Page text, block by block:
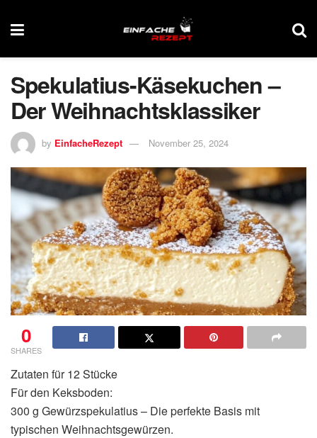
Spekulatius-Käsekuchen –
Der Weihnachtsklassiker
by EinfacheRezept November 25, 2024
0
SHARES
Zutaten für 12 Stücke
Für den Keksboden:
300 g Gewürzspekulatius – Die perfekte Basis mit
typischen Weihnachtsgewürzen.